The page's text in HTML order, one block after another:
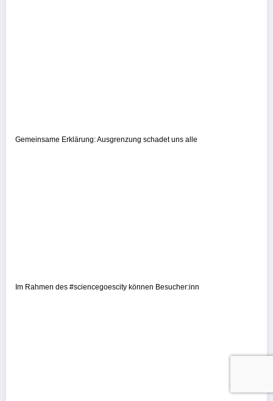
Gemeinsame Erklärung: Ausgrenzung schadet uns alle
Im Rahmen des #sciencegoescity können Besucher:inn